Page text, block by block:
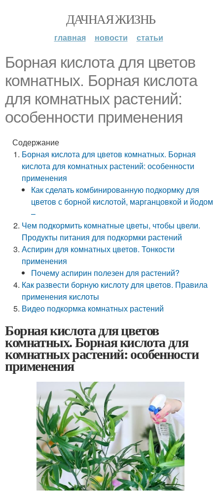
ДАЧНАЯ ЖИЗНЬ
главная новости статьи
Борная кислота для цветов
комнатных. Борная кислота
для комнатных растений:
особенности применения
Содержание
Борная кислота для цветов комнатных. Борная
кислота для комнатных растений: особенности
применения
Как сделать комбинированную подкормку для
цветов с борной кислотой, марганцовкой и йодом
–
Чем подкормить комнатные цветы, чтобы цвели.
Продукты питания для подкормки растений
Аспирин для комнатных цветов. Тонкости
применения
Почему аспирин полезен для растений?
Как развести борную кислоту для цветов. Правила
применения кислоты
Видео подкормка комнатных растений
Борная кислота для цветов
комнатных. Борная кислота для
комнатных растений: особенности
применения